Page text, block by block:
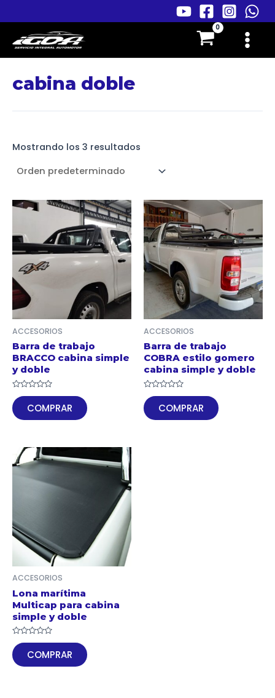
al
contenido
Main
Menu
cabina doble
Mostrando los 3 resultados
ACCESORIOS
Barra de trabajo
BRACCO cabina simple
y doble
Valorado
en
0
de
COMPRAR
ACCESORIOS
Barra de trabajo
COBRA estilo gomero
cabina simple y doble
Valorado
en
0
de
COMPRAR
ACCESORIOS
Lona marítima
Multicap para cabina
simple y doble
Valorado
en
0
de
COMPRAR